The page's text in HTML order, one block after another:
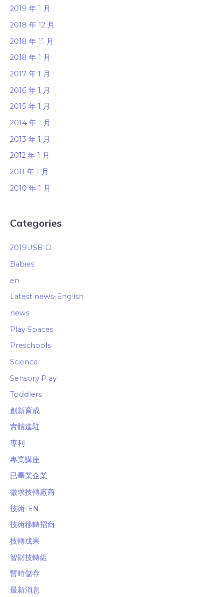
2019 年 1 月
2018 年 12 月
2018 年 11 月
2018 年 1 月
2017 年 1 月
2016 年 1 月
2015 年 1 月
2014 年 1 月
2013 年 1 月
2012 年 1 月
2011 年 1 月
2010 年 1 月
Categories
2019USBIO
Babies
en
Latest news-English
news
Play Spaces
Preschools
Science
Sensory Play
Toddlers
創新育成
實體進駐
專利
專業講座
已畢業企業
徵求技轉廠商
技術-EN
技術移轉招商
技轉成果
智財技轉組
暫時儲存
最新消息